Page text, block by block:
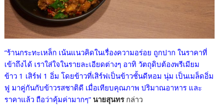
“ร้านกระทะเหล็ก เน้นแนวคิดในเรื่องความอร่อย ถูกปาก ในราคาที่
เข้าถึงได้ เราใส่ใจในรายละเอียดต่างๆ อาทิ วัตถุดิบต้องพรีเมียม
ข้าว 1 เสิร์ฟ 1 อิ่ม โดยข้าวที่เสิร์ฟเป็นข้าวชั้นดีหอม นุ่ม เป็นเมล็ดอิ่ม
ฟู มาคู่กันกับข้าวรสชาติดี เมื่อเทียบคุณภาพ ปริมาณอาหาร และ
ราคาแล้ว ถือว่าคุ้มค่ามากๆ” นายสุนทรกล่าว